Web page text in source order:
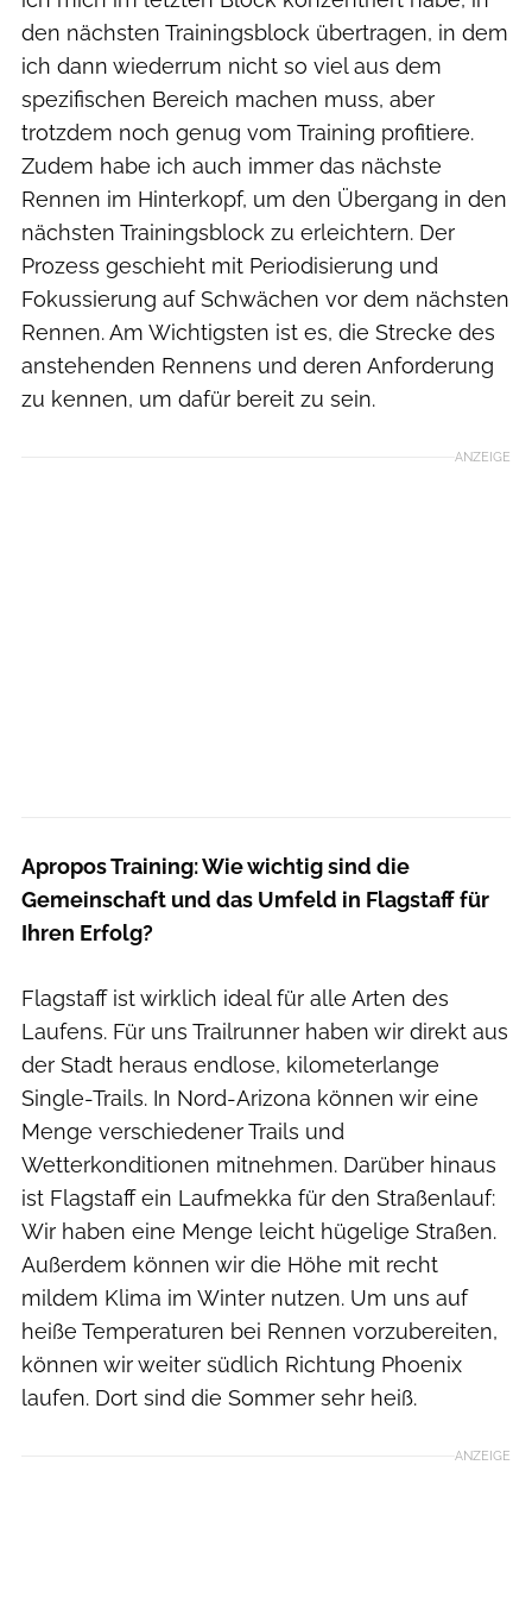
den nächsten Trainingsblock übertragen, in dem
ich dann wiederrum nicht so viel aus dem
spezifischen Bereich machen muss, aber
trotzdem noch genug vom Training profitiere.
Zudem habe ich auch immer das nächste
Rennen im Hinterkopf, um den Übergang in den
nächsten Trainingsblock zu erleichtern. Der
Prozess geschieht mit Periodisierung und
Fokussierung auf Schwächen vor dem nächsten
Rennen. Am Wichtigsten ist es, die Strecke des
anstehenden Rennens und deren Anforderung
zu kennen, um dafür bereit zu sein.
ANZEIGE
Apropos Training: Wie wichtig sind die
Gemeinschaft und das Umfeld in Flagstaff für
Ihren Erfolg?
Flagstaff ist wirklich ideal für alle Arten des
Laufens. Für uns Trailrunner haben wir direkt aus
der Stadt heraus endlose, kilometerlange
Single-Trails. In Nord-Arizona können wir eine
Menge verschiedener Trails und
Wetterkonditionen mitnehmen. Darüber hinaus
ist Flagstaff ein Laufmekka für den Straßenlauf:
Wir haben eine Menge leicht hügelige Straßen.
Außerdem können wir die Höhe mit recht
mildem Klima im Winter nutzen. Um uns auf
heiße Temperaturen bei Rennen vorzubereiten,
können wir weiter südlich Richtung Phoenix
laufen. Dort sind die Sommer sehr heiß.
ANZEIGE